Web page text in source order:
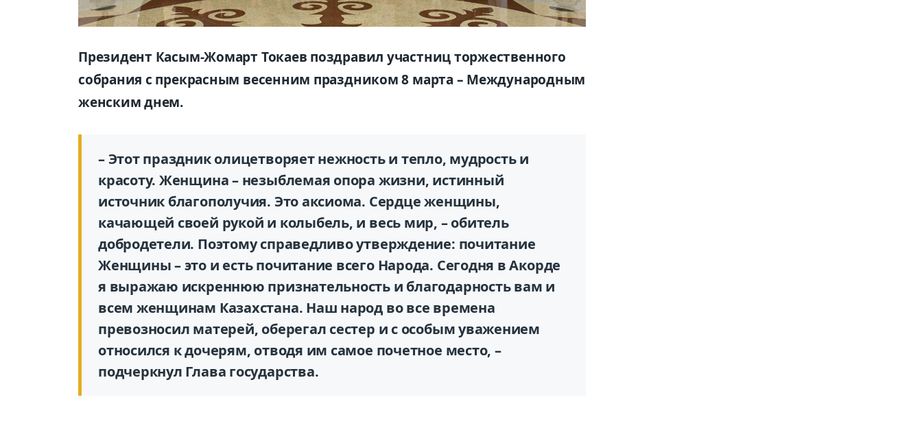
Президент Касым-Жомарт Токаев поздравил участниц торжественного
собрания с прекрасным весенним праздником 8 марта – Международным
женским днем.
– Этот праздник олицетворяет нежность и тепло, мудрость и
красоту. Женщина – незыблемая опора жизни, истинный
источник благополучия. Это аксиома. Сердце женщины,
качающей своей рукой и колыбель, и весь мир, – обитель
добродетели. Поэтому справедливо утверждение: почитание
Женщины – это и есть почитание всего Народа. Сегодня в Акорде
я выражаю искреннюю признательность и благодарность вам и
всем женщинам Казахстана. Наш народ во все времена
превозносил матерей, оберегал сестер и с особым уважением
относился к дочерям, отводя им самое почетное место, –
подчеркнул Глава государства.